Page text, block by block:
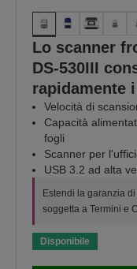
Lo scanner
DS-530III
rapidamente
Velocità di
Capacità
fogli
Scanner per
USB 3.2 ad alta
Estendi la garanzia
soggetta a Termini e
Disponibile